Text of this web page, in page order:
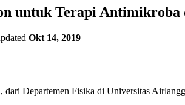
untuk Terapi Antimikroba
Okt 14, 2019
Departemen Fisika di Universitas